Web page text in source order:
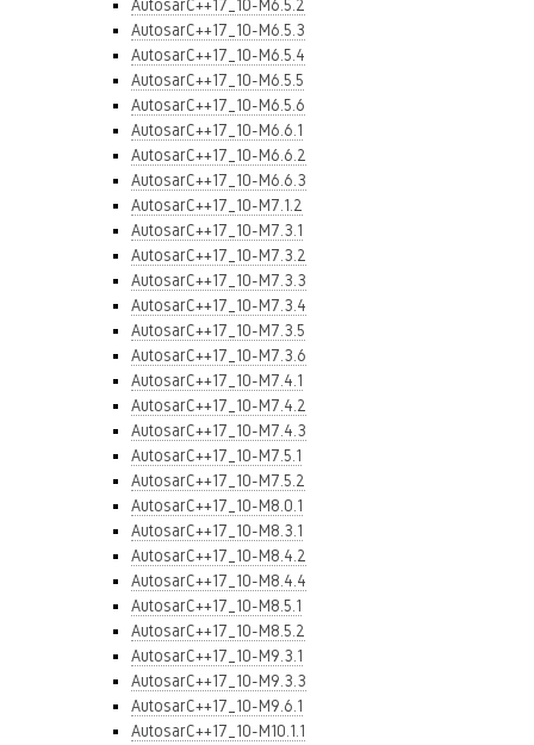
AutosarC++17_10-M6.5.2
AutosarC++17_10-M6.5.3
AutosarC++17_10-M6.5.4
AutosarC++17_10-M6.5.5
AutosarC++17_10-M6.5.6
AutosarC++17_10-M6.6.1
AutosarC++17_10-M6.6.2
AutosarC++17_10-M6.6.3
AutosarC++17_10-M7.1.2
AutosarC++17_10-M7.3.1
AutosarC++17_10-M7.3.2
AutosarC++17_10-M7.3.3
AutosarC++17_10-M7.3.4
AutosarC++17_10-M7.3.5
AutosarC++17_10-M7.3.6
AutosarC++17_10-M7.4.1
AutosarC++17_10-M7.4.2
AutosarC++17_10-M7.4.3
AutosarC++17_10-M7.5.1
AutosarC++17_10-M7.5.2
AutosarC++17_10-M8.0.1
AutosarC++17_10-M8.3.1
AutosarC++17_10-M8.4.2
AutosarC++17_10-M8.4.4
AutosarC++17_10-M8.5.1
AutosarC++17_10-M8.5.2
AutosarC++17_10-M9.3.1
AutosarC++17_10-M9.3.3
AutosarC++17_10-M9.6.1
AutosarC++17_10-M10.1.1